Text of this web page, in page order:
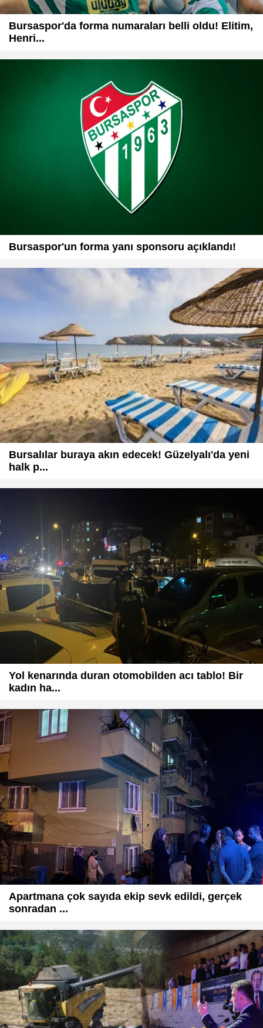
Bursaspor'da forma numaraları belli oldu! Elitim,
Henri...
Bursaspor'un forma yanı sponsoru açıklandı!
Bursalılar buraya akın edecek! Güzelyalı'da yeni
halk p...
Yol kenarında duran otomobilden acı tablo! Bir
kadın ha...
Apartmana çok sayıda ekip sevk edildi, gerçek
sonradan ...